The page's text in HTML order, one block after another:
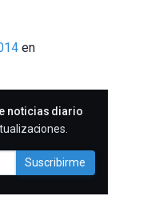
en
noticias diario
Suscribirme